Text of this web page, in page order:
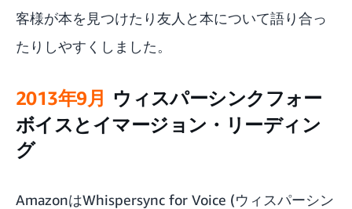
客様が本を見つけたり友人と本について語り合っ
たりしやすくしました。
2013年9月
ウィスパーシンクフォー
ボイスとイマージョン・リーディン
グ
AmazonはWhispersync for Voice (ウィスパーシン